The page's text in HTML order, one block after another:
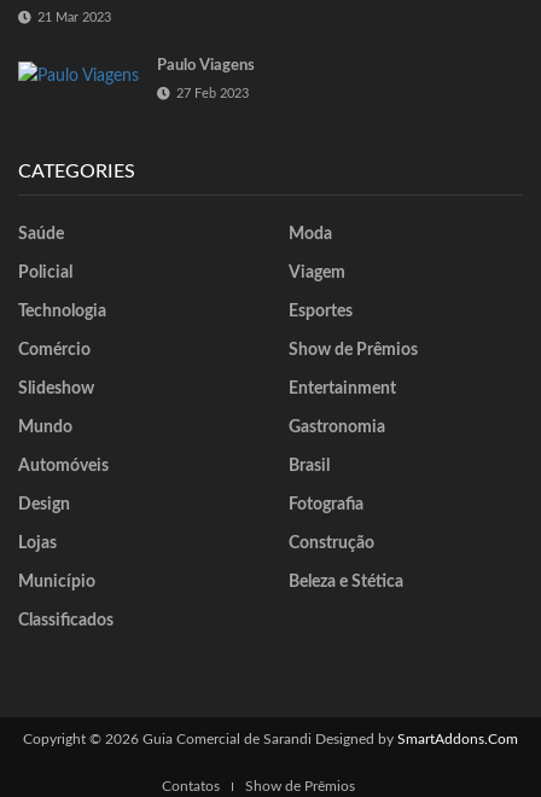
21 Mar 2023
Paulo Viagens
27 Feb 2023
CATEGORIES
Saúde Moda
Policial Viagem
Technologia Esportes
Comércio Show de Prêmios
Slideshow Entertainment
Mundo Gastronomia
Automóveis Brasil
Design Fotografia
Lojas Construção
Município Beleza e Stética
Classificados
Copyright © 2026 Guia Comercial de Sarandi Designed by SmartAddons.Com
Contatos Show de Prêmios